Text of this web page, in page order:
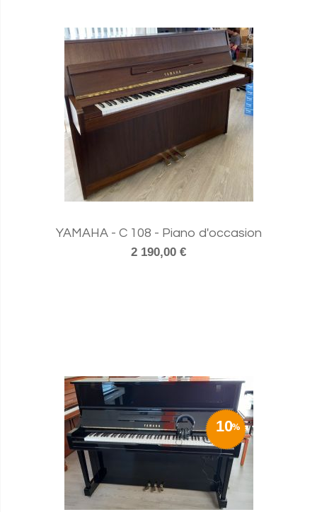
YAMAHA - C 108 - Piano d'occasion
2 190,00 €
10